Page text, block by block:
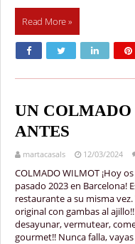
Read More »
UN COLMADO
ANTES
martacasals 12/03/2024
COLMADO WILMOT ¡Hoy
pasado 2023 en Barcelona!
restaurante a su misma
original con gambas al
desayunar, vermutear,
gourmet!! Nunca falla,